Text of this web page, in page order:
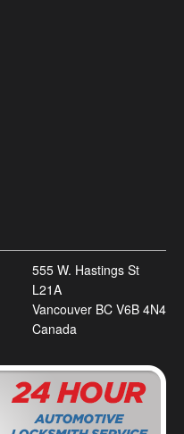
555 W. Hastings St
L21A
Vancouver BC V6B 4N4
Canada